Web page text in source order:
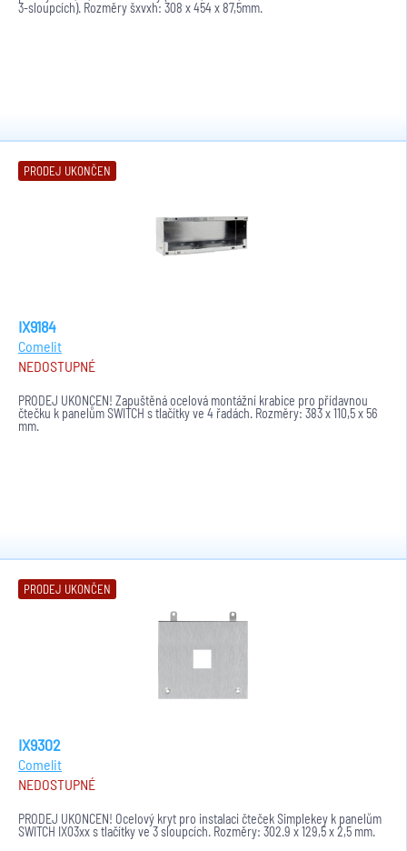
3-sloupcích). Rozměry šxvxh: 308 x 454 x 87,5mm.
PRODEJ UKONČEN
IX9184
Comelit
NEDOSTUPNÉ
PRODEJ UKONČEN! Zapuštěná ocelová montážní krabice pro přídavnou
čtečku k panelům SWITCH s tlačítky ve 4 řadách. Rozměry: 383 x 110,5 x 56
mm.
PRODEJ UKONČEN
IX9302
Comelit
NEDOSTUPNÉ
PRODEJ UKONČEN! Ocelový kryt pro instalaci čteček Simplekey k panelům
SWITCH IX03xx s tlačítky ve 3 sloupcích. Rozměry: 302.9 x 129,5 x 2,5 mm.